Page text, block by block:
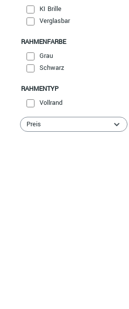
KI Brille
Verglasbar
RAHMENFARBE
Grau
Schwarz
RAHMENTYP
Vollrand
Preis